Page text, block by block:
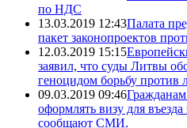
по НДС
13.03.2019 12:43Палата
пакет законопроектов
12.03.2019 15:15
заявил, что суды Литвы
геноцидом борьбу против
09.03.2019 09:46
оформлять визу для
сообщают СМИ.